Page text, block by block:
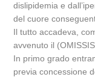
dislipidemia e
del cuore
Il tutto accadeva,
avvenuto il
In primo grado
previa concessione